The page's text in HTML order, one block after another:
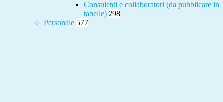
Consulenti e collaboratori (da pubblicare in
tabelle) 298
Personale 577